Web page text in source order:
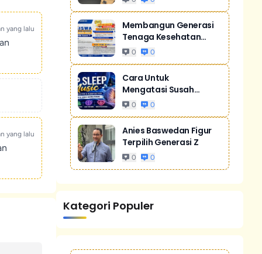
yang lalu
yang lalu
Membangun Generasi
Tenaga Kesehatan
Unggul Dan Men...
0 0
Cara Untuk
Mengatasi Susah
Tidur Akibat Stres
0 0
Anies Baswedan Figur
Terpilih Generasi Z
0 0
Kategori Populer